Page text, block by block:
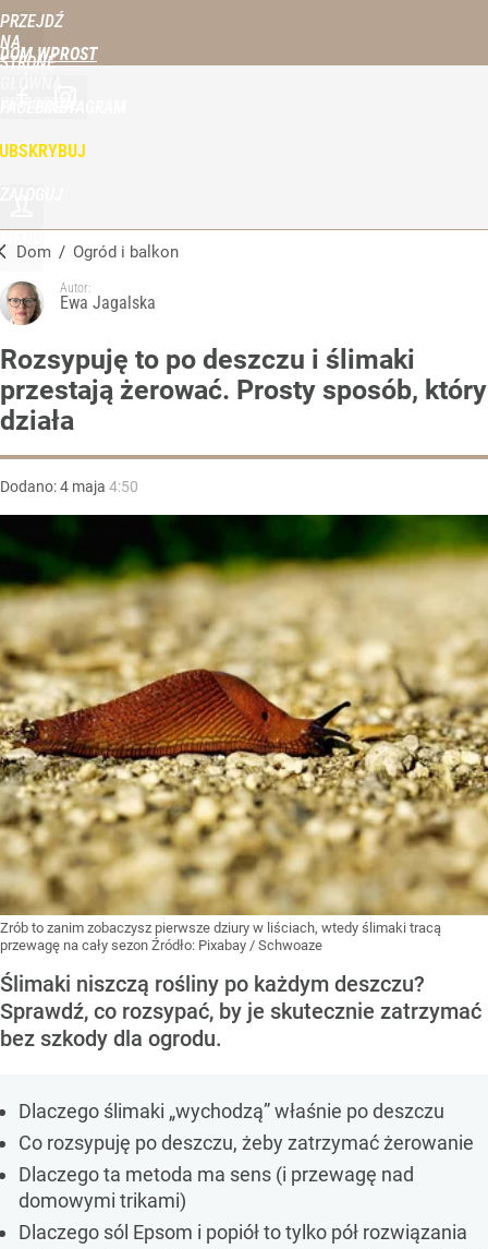
PRZEJDŹ
NA
STRONĘ
DOM WPROST
Dom / Ogród i balkon
Autor:
Ewa Jagalska
Rozsypuję to po deszczu i ślimaki
przestają żerować. Prosty sposób, który
działa
Dodano:4 maja 4:50
Zrób to zanim zobaczysz pierwsze dziury w liściach, wtedy ślimaki tracą
przewagę na cały sezon Źródło: Pixabay / Schwoaze
Ślimaki niszczą rośliny po każdym deszczu?
Sprawdź, co rozsypać, by je skutecznie zatrzymać
bez szkody dla ogrodu.
Dlaczego ślimaki „wychodzą” właśnie po deszczu
Co rozsypuję po deszczu, żeby zatrzymać żerowanie
Dlaczego ta metoda ma sens (i przewagę nad
domowymi trikami)
Dlaczego sól Epsom i popiół to tylko pół rozwiązania